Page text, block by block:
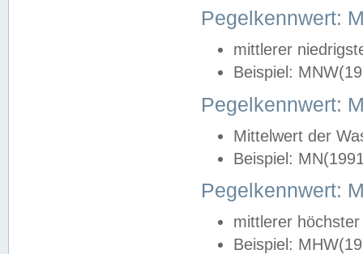
Pegelkennwert:
mittlerer
Beispiel:
Pegelkennwert:
Mittelwert der
Beispiel:
Pegelkennwert:
mittlerer
Beispiel: